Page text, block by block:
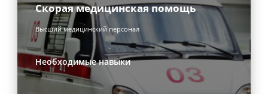
Cкорая медицинская помощь
Высший медицинский персонал
Необходимые навыки